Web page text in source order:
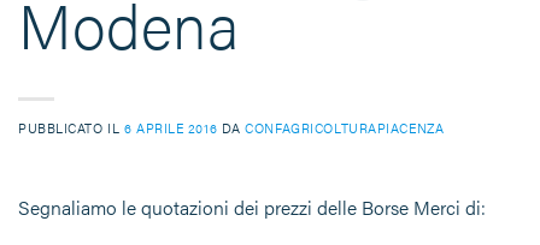
Modena
PUBBLICATO IL 6 APRILE 2016 DACONFAGRICOLTURAPIACENZA
Segnaliamo le quotazioni dei prezzi delle Borse Merci di: